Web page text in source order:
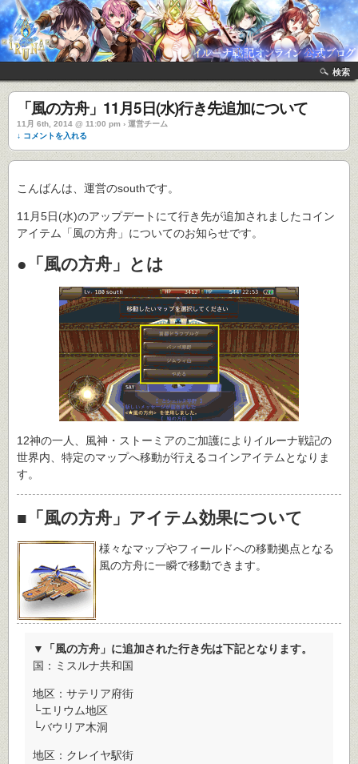
検索
「風の方舟」11月5日(水)行き先追加について
11月 6th, 2014 @ 11:00 pm › 運営チーム
↓ コメントを入れる
こんばんは、運営のsouthです。
11月5日(水)のアップデートにて行き先が追加されましたコイン
アイテム「風の方舟」についてのお知らせです。
●「風の方舟」とは
12神の一人、風神・ストーミアのご加護によりイルーナ戦記の
世界内、特定のマップへ移動が行えるコインアイテムとなりま
す。
■「風の方舟」アイテム効果について
様々なマップやフィールドへの移動拠点となる
風の方舟に一瞬で移動できます。
▼「風の方舟」に追加された行き先は下記となります。
国：ミスルナ共和国
地区：サテリア府街
└エリウム地区
└バウリア木洞
地区：クレイヤ駅街